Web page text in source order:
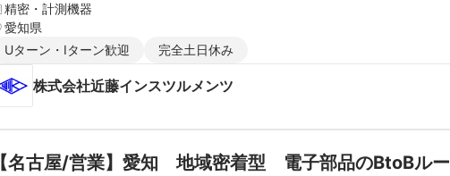
精密・計測機器
愛知県
Uターン・Iターン歓迎
完全土日休み
株式会社近藤インスツルメンツ
【名古屋/営業】愛知　地域密着型　電子部品のBtoB